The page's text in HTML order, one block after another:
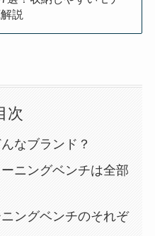
説
次
なブランド？
ニングベンチは全部
ングベンチのそれぞ